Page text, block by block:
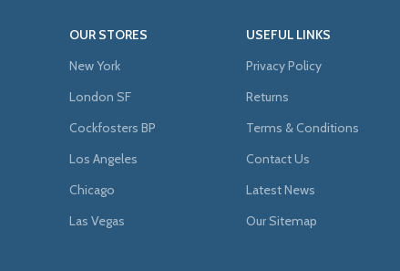
OUR STORES
New York
London SF
Cockfosters BP
Los Angeles
Chicago
Las Vegas
USEFUL LINKS
Privacy Policy
Returns
Terms & Conditions
Contact Us
Latest News
Our Sitemap